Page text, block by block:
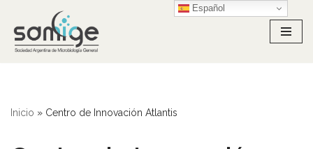
Ir
al
Inicio » Centro de Innovación Atlantis
Español